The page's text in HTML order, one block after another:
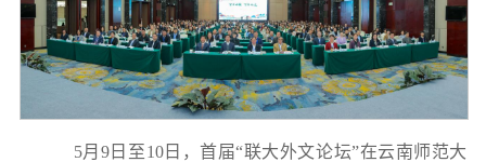
5月9日至10日，首届“联大外文论坛”在云南师范大